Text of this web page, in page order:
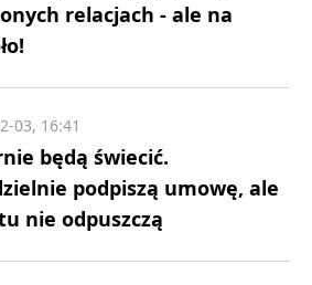
relacjach - ale na
będą świecić.
podpiszą umowę, ale
nie odpuszczą
03, 16:41